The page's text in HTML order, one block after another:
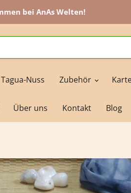
bei AnAs Welten!
Tagua-Nuss Zubehör
Über uns Kontakt Blog